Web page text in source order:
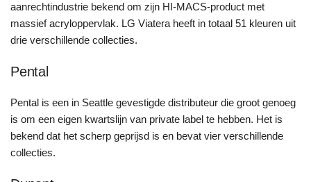
aanrechtindustrie bekend om zijn HI-MACS-product met
massief acryloppervlak. LG Viatera heeft in totaal 51 kleuren uit
drie verschillende collecties.
Pental
Pental is een in Seattle gevestigde distributeur die groot genoeg
is om een eigen kwartslijn van private label te hebben. Het is
bekend dat het scherp geprijsd is en bevat vier verschillende
collecties.